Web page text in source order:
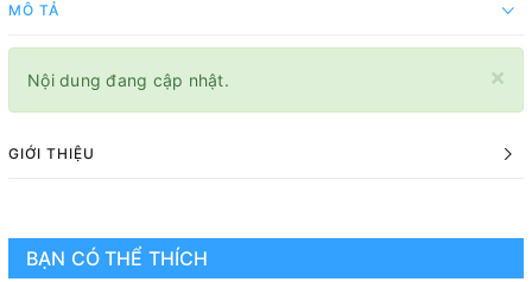
MÔ TẢ
×
Nội dung đang cập nhật.
GIỚI THIỆU
BẠN CÓ THỂ THÍCH